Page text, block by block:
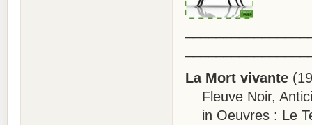
La Mort vivante
Fleuve Noir,
in Oeuvres : Le